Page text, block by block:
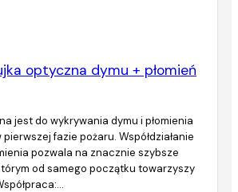
optyczna dymu + płomień
jest do wykrywania dymu i płomienia
fazie pożaru. Współdziałanie
pozwala na znacznie szybsze
od samego początku towarzyszy